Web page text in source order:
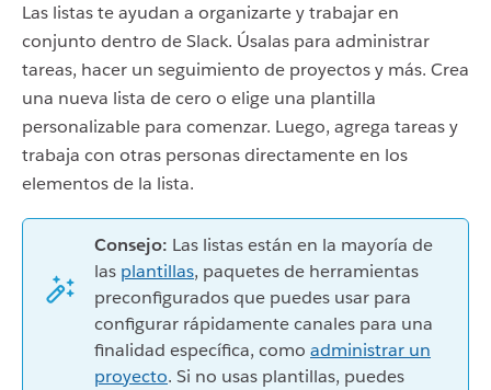
Las listas te ayudan a organizarte y trabajar en
conjunto dentro de Slack. Úsalas para administrar
tareas, hacer un seguimiento de proyectos y más. Crea
una nueva lista de cero o elige una plantilla
personalizable para comenzar. Luego, agrega tareas y
trabaja con otras personas directamente en los
elementos de la lista.
Consejo: Las listas están en la mayoría de
las plantillas, paquetes de herramientas
preconfigurados que puedes usar para
configurar rápidamente canales para una
finalidad específica, como administrar un
proyecto. Si no usas plantillas, puedes